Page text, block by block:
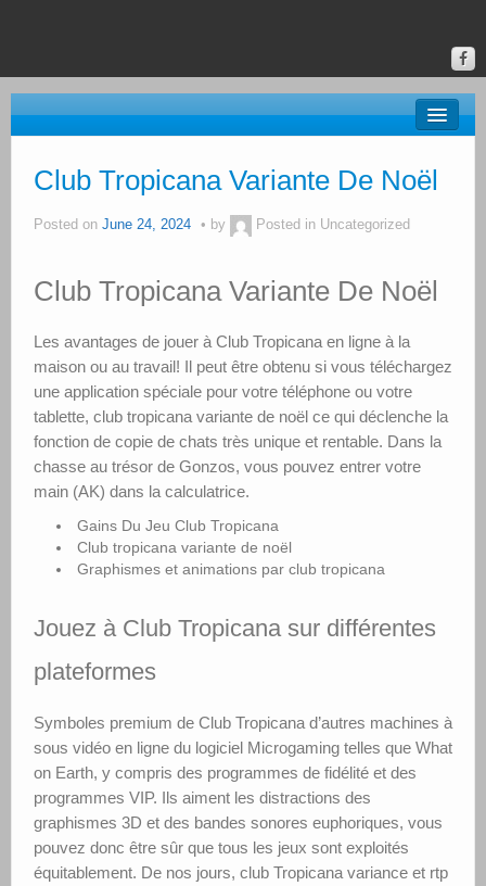
Donate
Upstate Art
Calendar
Club Tropicana Variante De Noël
Posted on June 24, 2024 by Posted in Uncategorized
Club Tropicana Variante De Noël
Les avantages de jouer à Club Tropicana en ligne à la
maison ou au travail! Il peut être obtenu si vous téléchargez
une application spéciale pour votre téléphone ou votre
tablette, club tropicana variante de noël ce qui déclenche la
fonction de copie de chats très unique et rentable. Dans la
chasse au trésor de Gonzos, vous pouvez entrer votre
main (AK) dans la calculatrice.
Gains Du Jeu Club Tropicana
Club tropicana variante de noël
Graphismes et animations par club tropicana
Jouez à Club Tropicana sur différentes
plateformes
Symboles premium de Club Tropicana d’autres machines à
sous vidéo en ligne du logiciel Microgaming telles que What
on Earth, y compris des programmes de fidélité et des
programmes VIP. Ils aiment les distractions des
graphismes 3D et des bandes sonores euphoriques, vous
pouvez donc être sûr que tous les jeux sont exploités
équitablement. De nos jours, club Tropicana variance et rtp